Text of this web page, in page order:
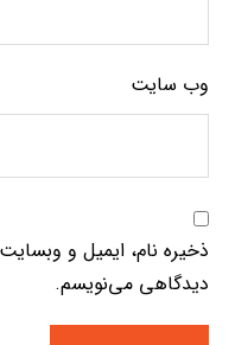
وب‌ سایت
ذخیره نام، ایمیل و
دیدگاهی می‌نویسم.